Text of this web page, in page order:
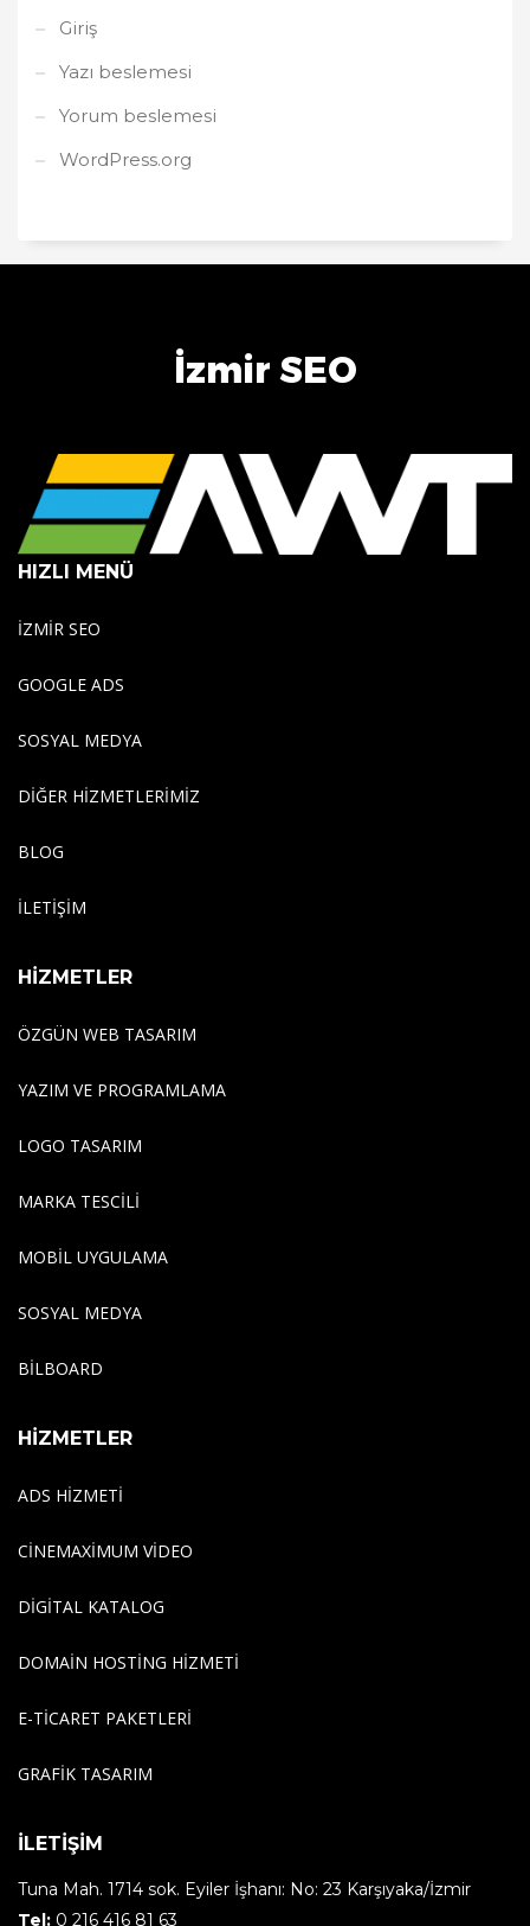
Giriş
Yazı beslemesi
Yorum beslemesi
WordPress.org
İzmir SEO
HIZLI MENÜ
İZMİR SEO
GOOGLE ADS
SOSYAL MEDYA
DİĞER HİZMETLERİMİZ
BLOG
İLETİŞİM
HİZMETLER
ÖZGÜN WEB TASARIM
YAZIM VE PROGRAMLAMA
LOGO TASARIM
MARKA TESCILI
MOBIL UYGULAMA
SOSYAL MEDYA
BILBOARD
HİZMETLER
ADS HIZMETI
CINEMAXIMUM VIDEO
DIGITAL KATALOG
DOMAIN HOSTING HIZMETI
E-TICARET PAKETLERI
GRAFIK TASARIM
İLETİŞİM
Tuna Mah. 1714 sok. Eyiler İşhanı: No: 23 Karşıyaka/İzmir
Tel: 0 216 416 81 63